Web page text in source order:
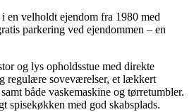
en velholdt ejendom fra 1980 med
parkering ved ejendommen – en
og lys opholdsstue med direkte
regulære soveværelser, et lækkert
både vaskemaskine og tørretumbler.
spisekøkken med god skabsplads.